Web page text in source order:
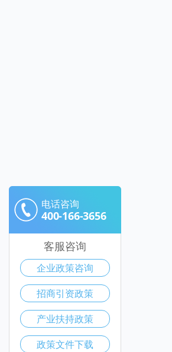
电话咨询
400-166-3656
客服咨询
企业政策咨询
招商引资政策
产业扶持政策
政策文件下载